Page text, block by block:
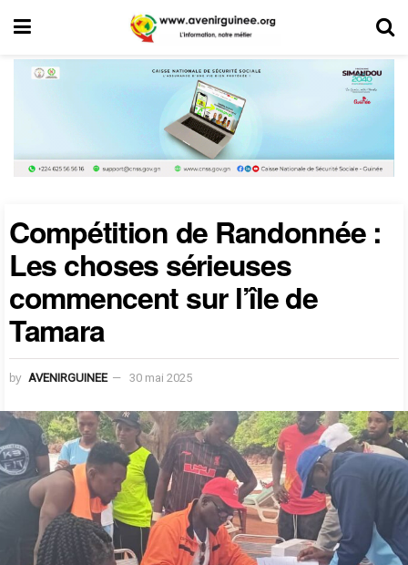
Compétition de Randonnée :
Les choses sérieuses
commencent sur l’île de
Tamara
by AVENIRGUINEE 30 mai 2025